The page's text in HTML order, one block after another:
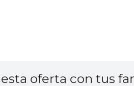
oferta con tus